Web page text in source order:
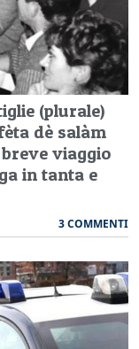
(plurale)
dè salàm
viaggio
in tanta e
3 COMMENTI